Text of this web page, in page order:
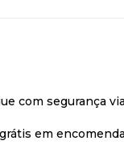
com segurança
em